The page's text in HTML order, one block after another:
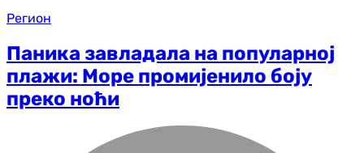
Регион
Паника завладала на популарној
плажи: Море промијенило боју
преко ноћи